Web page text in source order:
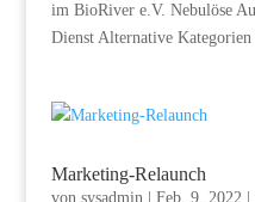
im BioRiver e.V. Nebulöse
Dienst Alternative
Marketing-Relaunch
von sysadmin| Feb. 9, 2022|